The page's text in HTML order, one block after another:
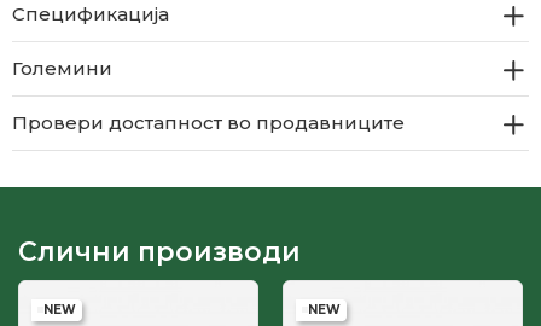
Спецификација
Големини
Провери достапност во продавниците
Слични производи
NEW NEW